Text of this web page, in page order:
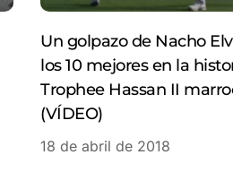
Un golpazo de Nacho
los 10 mejores en la
Trophee Hassan II
(VÍDEO)
18 de abril de 2018